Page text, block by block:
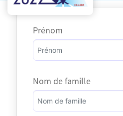
Prénom
Nom de famille